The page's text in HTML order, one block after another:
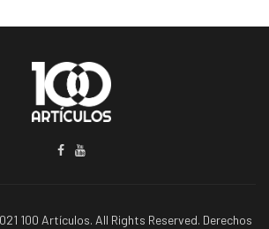
100 Artículos. All Rights Reserved. Derechos